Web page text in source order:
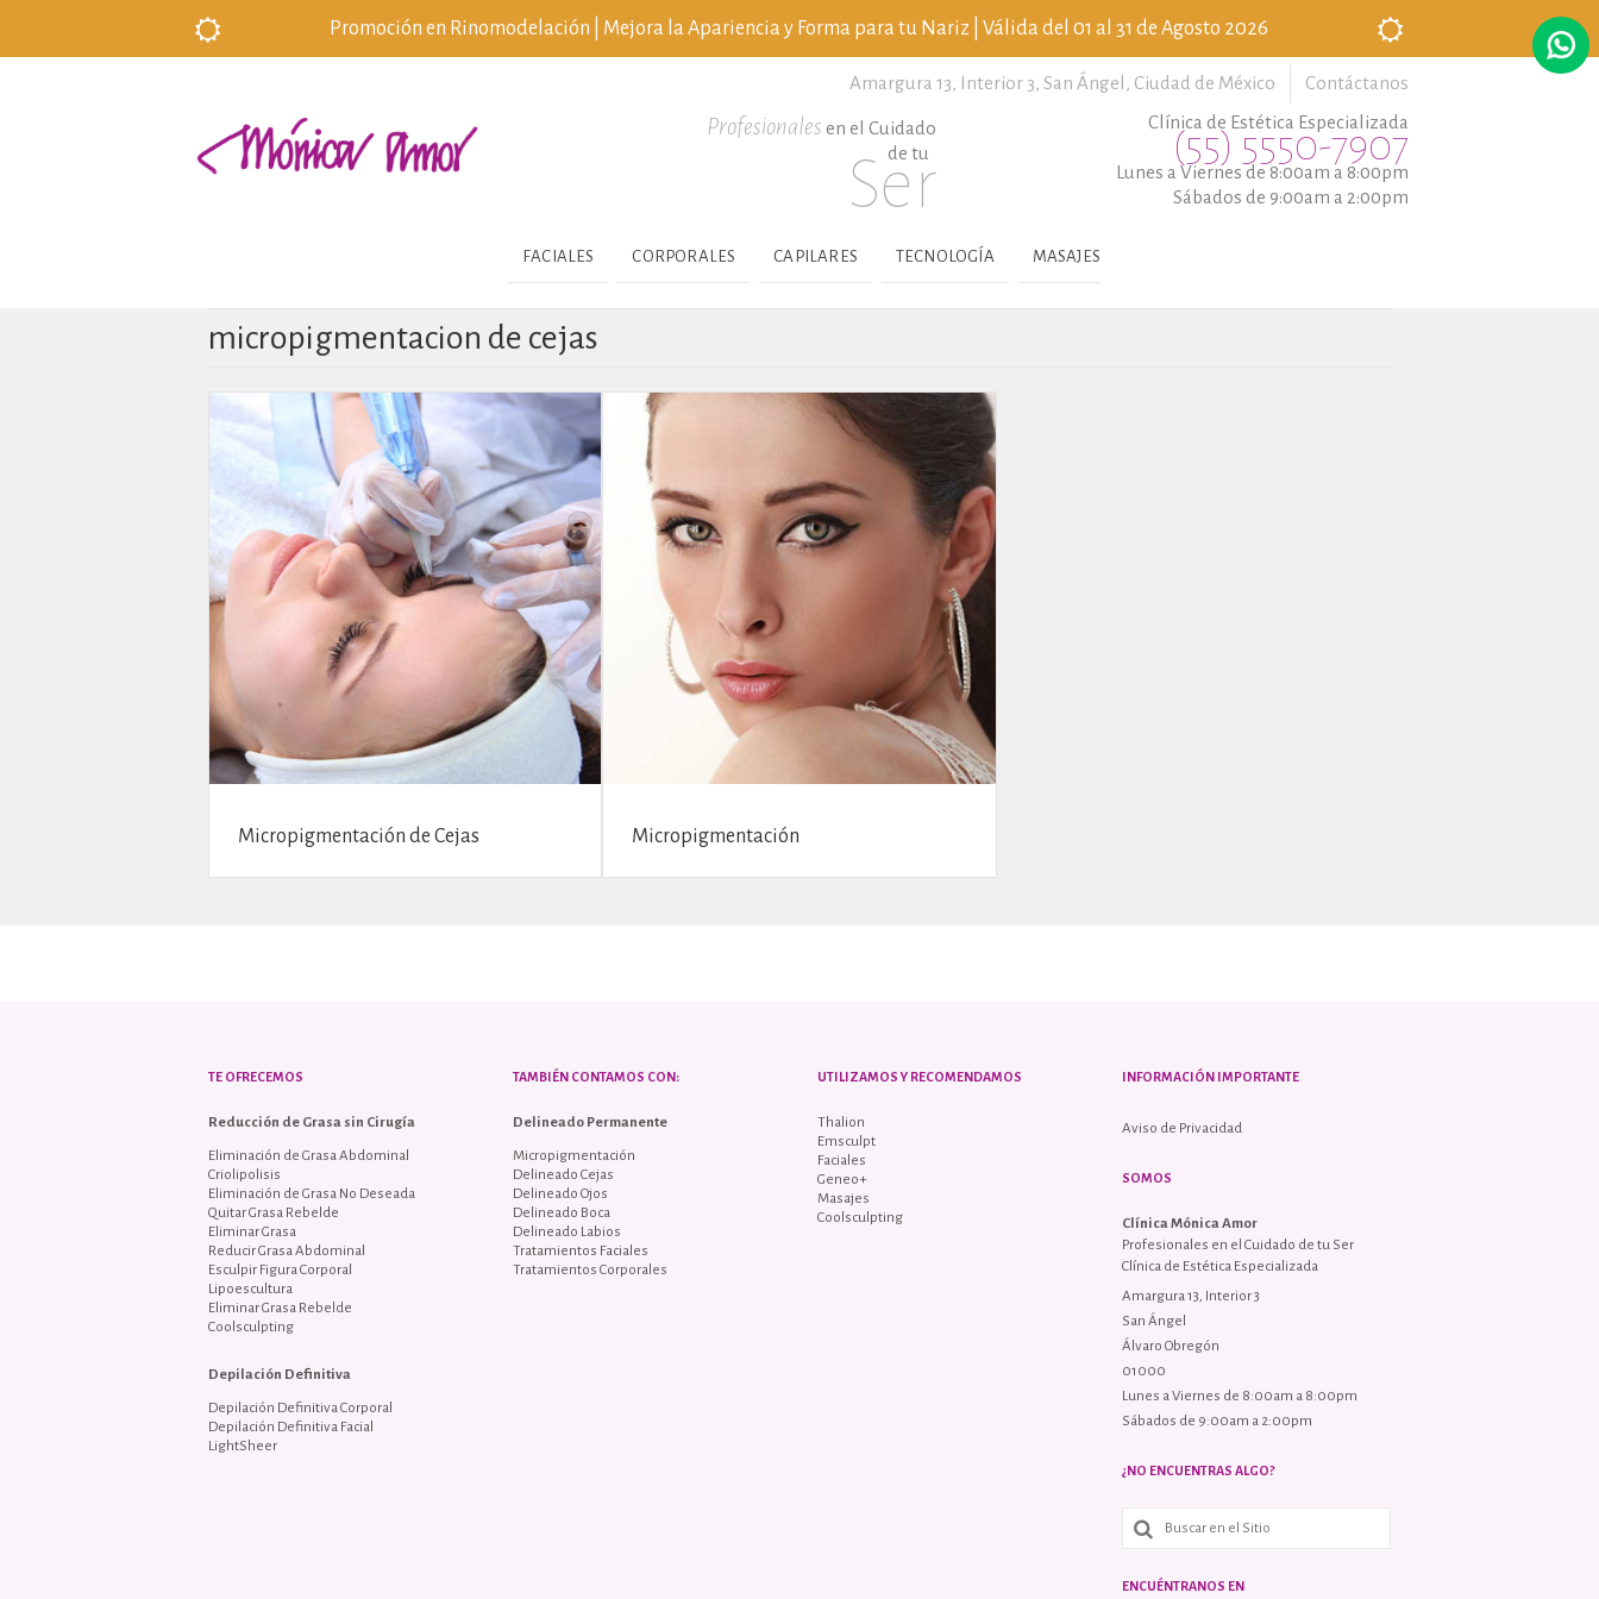
Promoción en Rinomodelación | Mejora la Apariencia y Forma para tu Nariz | Válida del 01 al 31 de Agosto 2026
Contáctanos
Amargura 13, Interior 3, San Ángel, Ciudad de México
Profesionales en el Cuidado
de tu
Ser
Clínica de Estética Especializada
(55) 5550-7907
Lunes a Viernes de 8:00am a 8:00pm
Sábados de 9:00am a 2:00pm
FACIALES CORPORALES CAPILARES TECNOLOGÍA MASAJES
micropigmentacion de cejas
Micropigmentación de Cejas Micropigmentación
TE OFRECEMOS
Reducción de Grasa sin Cirugía
Eliminación de Grasa Abdominal
Criolipolisis
Eliminación de Grasa No Deseada
Quitar Grasa Rebelde
Eliminar Grasa
Reducir Grasa Abdominal
Esculpir Figura Corporal
Lipoescultura
Eliminar Grasa Rebelde
Coolsculpting
Depilación Definitiva
Depilación Definitiva Corporal
Depilación Definitiva Facial
LightSheer
TAMBIÉN CONTAMOS CON:
Delineado Permanente
Micropigmentación
Delineado Cejas
Delineado Ojos
Delineado Boca
Delineado Labios
Tratamientos Faciales
Tratamientos Corporales
UTILIZAMOS Y RECOMENDAMOS
Thalion
Emsculpt
Faciales
Geneo+
Masajes
Coolsculpting
INFORMACIÓN IMPORTANTE
Aviso de Privacidad
SOMOS
Clínica Mónica Amor
Profesionales en el Cuidado de tu Ser
Clínica de Estética Especializada
Amargura 13, Interior 3
San Ángel
Álvaro Obregón
01000
Lunes a Viernes de 8:00am a 8:00pm
Sábados de 9:00am a 2:00pm
¿NO ENCUENTRAS ALGO?
ENCUÉNTRANOS EN